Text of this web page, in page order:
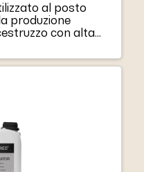
al posto
produzione
con alta